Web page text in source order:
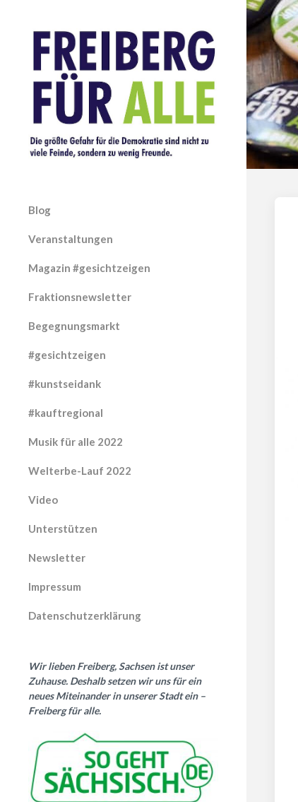
Blog
Veranstaltungen
Magazin #gesichtzeigen
Fraktionsnewsletter
Begegnungsmarkt
#gesichtzeigen
#kunstseidank
#kauftregional
Musik für alle 2022
Welterbe-Lauf 2022
Video
Unterstützen
Newsletter
Impressum
Datenschutzerklärung
Wir lieben Freiberg, Sachsen ist unser
Zuhause. Deshalb setzen wir uns für ein
neues Miteinander in unserer Stadt ein –
Freiberg für alle.